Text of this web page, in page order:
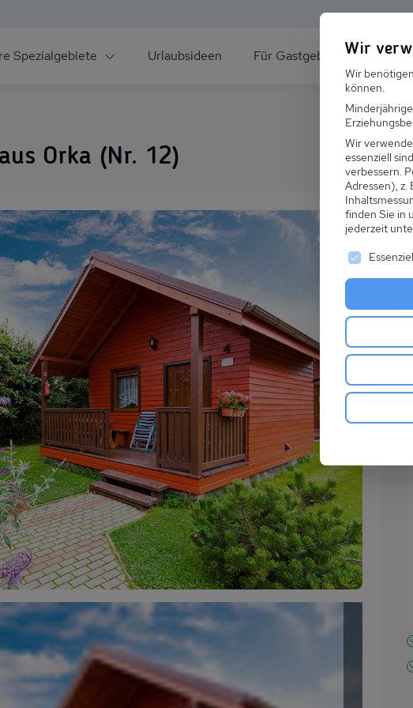
Spezialgebiete
Ostsee
Sommer
& Chalets im Winter
für den Skiurlaub
Urlaubsideen Für Gastgeber Über
Orka (Nr. 12)
Wir
Wir
können.
Wir
essenziell
verbessern.
Adressen), z.
finden Sie in
jederzeit
Es folgt